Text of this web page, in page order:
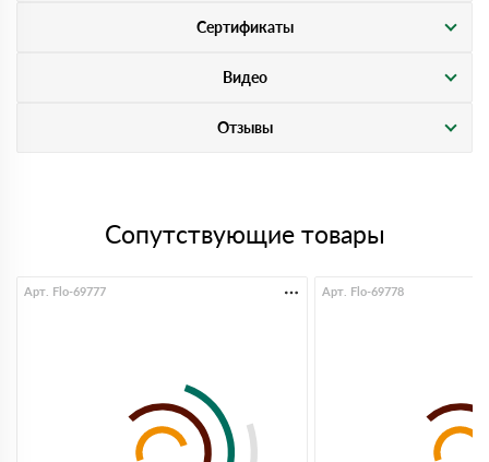
Сертификаты
Видео
Отзывы
Сопутствующие товары
Арт. Flo-69777 Арт. Flo-69778